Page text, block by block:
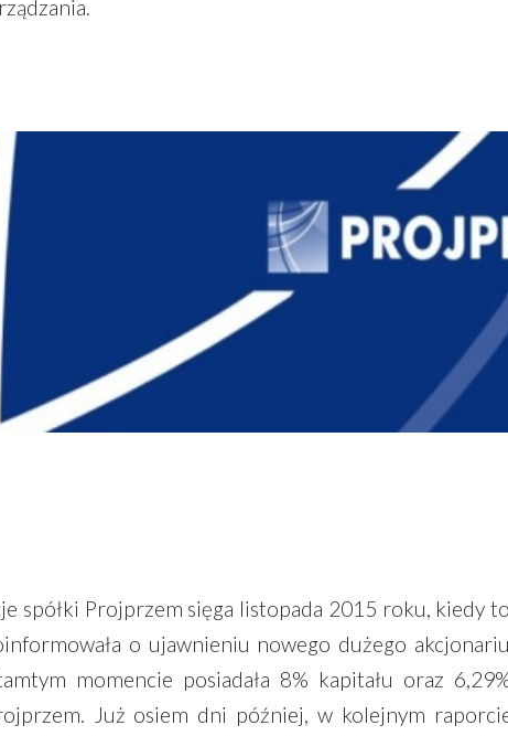
spółki Projprzem sięga listopada 2015 roku, kiedy
o ujawnieniu nowego dużego
momencie posiadała 8% kapitału oraz
Już osiem dni później, w kolejnym